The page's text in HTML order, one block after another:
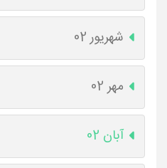
شهریور 02
مهر 02
آبان 02